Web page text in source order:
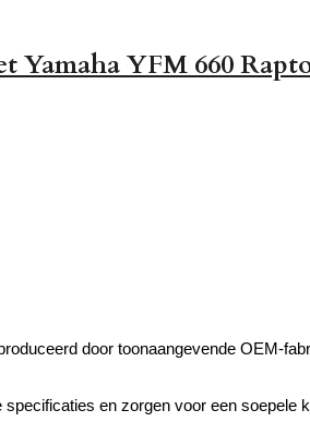
Yamaha YFM 660
door toonaangevende OEM-
en zorgen voor een soepele